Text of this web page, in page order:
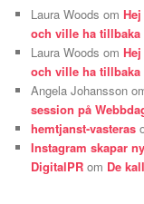
Laura Woods om
och ville ha tillbaka
Laura Woods om
och ville ha tillbaka
Angela Johansson
session på
hemtjanst-vasteras
Instagram skapar
DigitalPR om De